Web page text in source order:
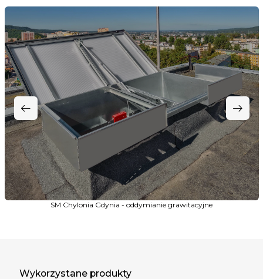
SM Chylonia Gdynia - oddymianie grawitacyjne
Wykorzystane produkty